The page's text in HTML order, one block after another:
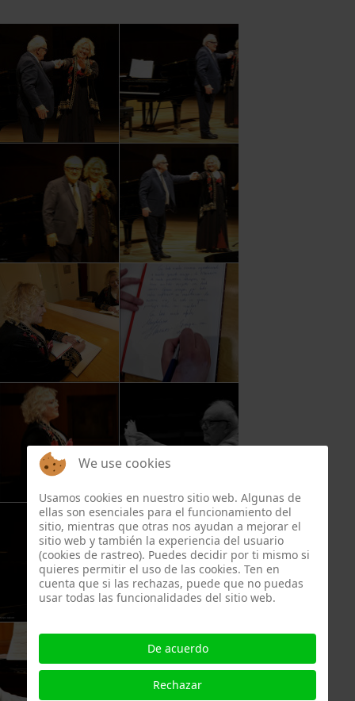
We use cookies
Usamos cookies en nuestro sitio web. Algunas de
ellas son esenciales para el funcionamiento del
sitio, mientras que otras nos ayudan a mejorar el
sitio web y también la experiencia del usuario
(cookies de rastreo). Puedes decidir por ti mismo si
quieres permitir el uso de las cookies. Ten en
cuenta que si las rechazas, puede que no puedas
usar todas las funcionalidades del sitio web.
De acuerdo
Rechazar